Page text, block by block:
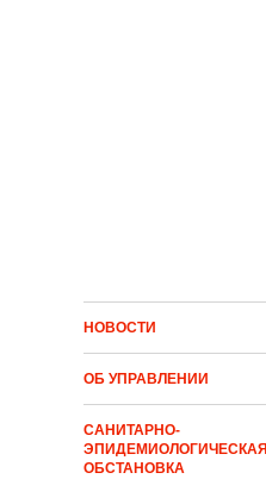
НОВОСТИ
ОБ УПРАВЛЕНИИ
САНИТАРНО-
ЭПИДЕМИОЛОГИЧЕСКАЯ
ОБСТАНОВКА